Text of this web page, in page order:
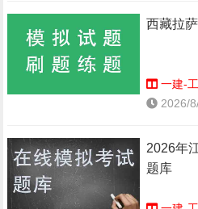
西藏拉
一建-
2026/
2026年
题库